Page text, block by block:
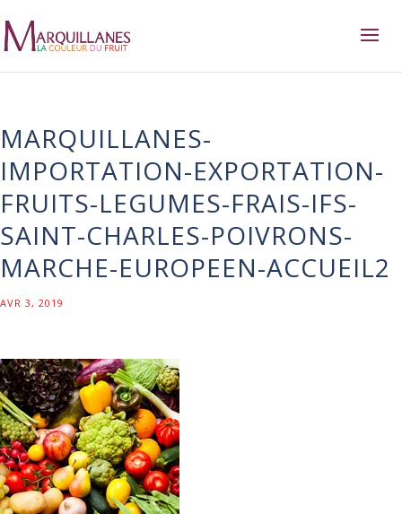
MARQUILLANES-
IMPORTATION-EXPORTATION-
FRUITS-LEGUMES-FRAIS-IFS-
SAINT-CHARLES-POIVRONS-
MARCHE-EUROPEEN-ACCUEIL2
AVR 3, 2019